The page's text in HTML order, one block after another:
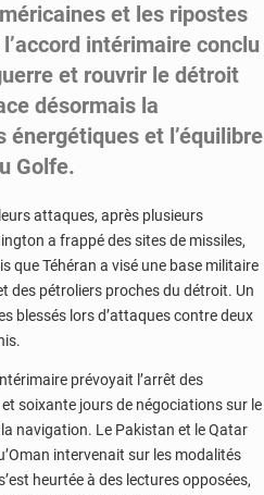
et les ripostes
intérimaire conclu
et rouvrir le détroit
désormais la
énergétiques et l’équilibre
Golfe.
attaques, après plusieurs
a frappé des sites de missiles,
que Téhéran a visé une base militaire
des pétroliers proches du détroit. Un
blessés lors d’attaques contre deux
prévoyait l’arrêt des
soixante jours de négociations sur le
navigation. Le Pakistan et le Qatar
intervenait sur les modalités
heurtée à des lectures opposées,